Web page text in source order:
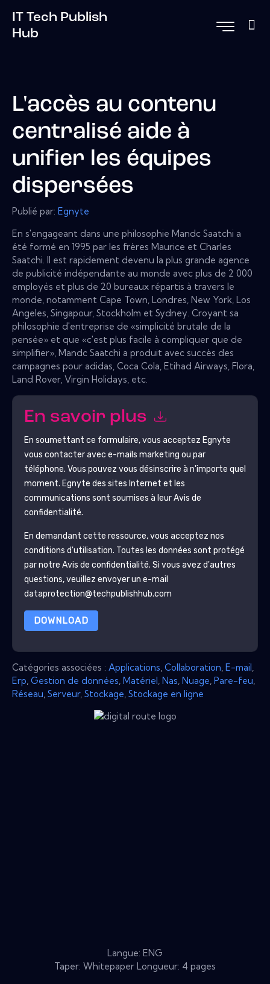
IT Tech Publish
Hub
L'accès au contenu
centralisé aide à
unifier les équipes
dispersées
Publié par: Egnyte
En s'engageant dans une philosophie Mandc Saatchi a
été formé en 1995 par les frères Maurice et Charles
Saatchi. Il est rapidement devenu la plus grande agence
de publicité indépendante au monde avec plus de 2 000
employés et plus de 20 bureaux répartis à travers le
monde, notamment Cape Town, Londres, New York, Los
Angeles, Singapour, Stockholm et Sydney. Croyant sa
philosophie d'entreprise de «simplicité brutale de la
pensée» et que «c'est plus facile à compliquer que de
simplifier», Mandc Saatchi a produit avec succès des
campagnes pour adidas, Coca Cola, Etihad Airways, Flora,
Land Rover, Virgin Holidays, etc.
En savoir plus
En soumettant ce formulaire, vous acceptez Egnyte
vous contacter avec e-mails marketing ou par
téléphone. Vous pouvez vous désinscrire à n'importe quel
moment. Egnyte des sites Internet et les
communications sont soumises à leur Avis de
confidentialité.
En demandant cette ressource, vous acceptez nos
conditions d'utilisation. Toutes les données sont protégé
par notre Avis de confidentialité. Si vous avez d'autres
questions, veuillez envoyer un e-mail
dataprotection@techpublishhub.com
DOWNLOAD
Catégories associées : Applications Collaboration E-mail
Erp Gestion de données Matériel Nas Nuage Pare-feu
Réseau Serveur, Stockage Stockage en ligne
Langue: ENG
Taper: Whitepaper Longueur: 4 pages